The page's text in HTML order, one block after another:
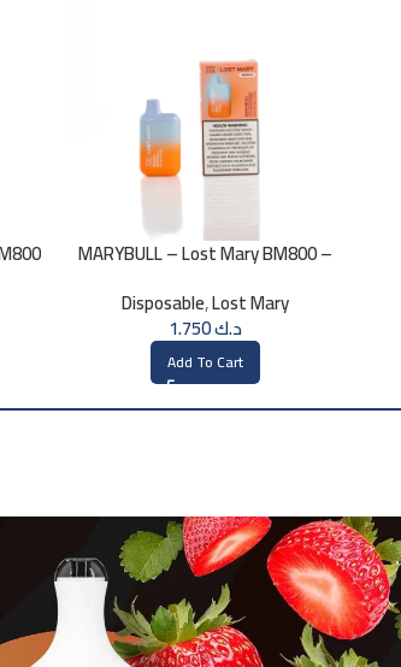
MARYBULL – Lost Mary BM800 –
Disposable,Lost Mary
د.ك1.750
Add To Cart